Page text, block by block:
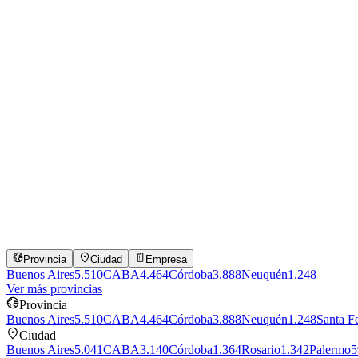
Provincia Ciudad Empresa
Buenos Aires5.510CABA4.464Córdoba3.888Neuquén1.248
Ver más provincias
Provincia
Buenos Aires5.510CABA4.464Córdoba3.888Neuquén1.248Santa
Ciudad
Buenos Aires5.041CABA3.140Córdoba1.364Rosario1.342Palermo